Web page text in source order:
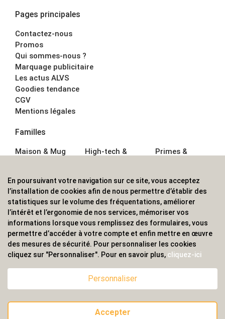
Pages principales
Contactez-nous
Promos
Qui sommes-nous ?
Marquage publicitaire
Les actus ALVS
Goodies tendance
CGV
Mentions légales
Familles
Maison & Mug
Écriture
Bagagerie sacs
High-tech &
Sport &
Outdoor
Enfant
Primes &
Boisson
Textile &
Casquette
Accessoires de
bureau
ALVS, fournisseur d'objets publicitaires, pour les
professionnels. Une implantation nationale, une
couverture internationale.
© 2020 ALVS
En poursuivant votre navigation sur ce site, vous acceptez
l’installation de cookies afin de nous permettre d’établir des
statistiques sur le volume des fréquentations, améliorer
l’intérêt et l’ergonomie de nos services, mémoriser vos
informations lorsque vous remplissez des formulaires, vous
permettre d’accéder à votre compte et enfin mettre en œuvre
des mesures de sécurité. Pour personnaliser les cookies
cliquez sur "Personnaliser". Pour en savoir plus, cliquez-ici
Personnaliser
Accepter